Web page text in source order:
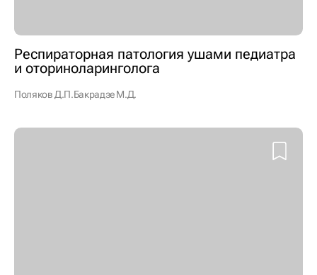
Респираторная патология ушами педиатра
и оториноларинголога
Поляков Д.П.Бакрадзе М.Д.